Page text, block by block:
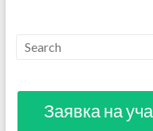
Заявка на